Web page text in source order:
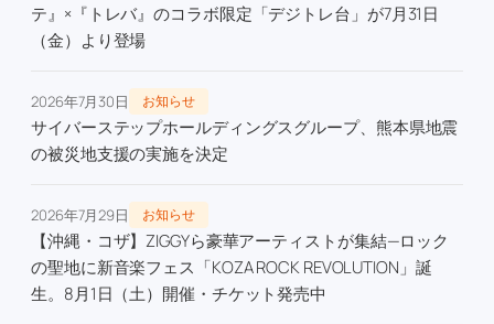
テ』×『トレバ』のコラボ限定「デジトレ台」が7月31日
（金）より登場
2026年7月30日 お知らせ
サイバーステップホールディングスグループ、熊本県地震
の被災地支援の実施を決定
2026年7月29日 お知らせ
【沖縄・コザ】ZIGGYら豪華アーティストが集結—ロック
の聖地に新音楽フェス「KOZA ROCK REVOLUTION」誕
生。8月1日（土）開催・チケット発売中